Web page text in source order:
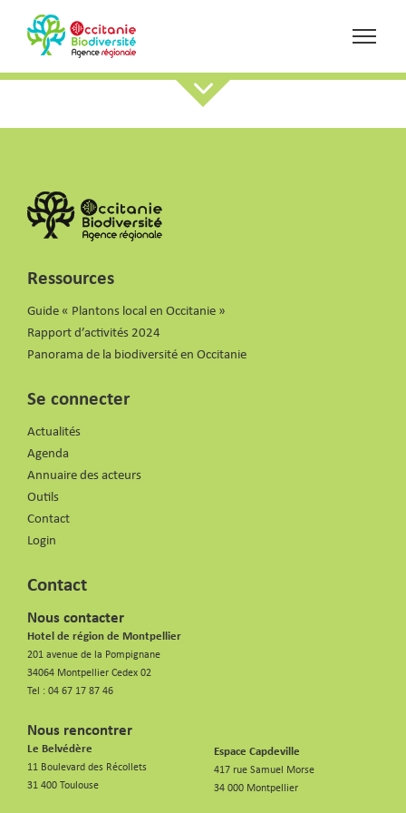
Ressources
Guide « Plantons local en Occitanie »
Rapport d’activités 2024
Panorama de la biodiversité en Occitanie
Se connecter
Actualités
Agenda
Annuaire des acteurs
Outils
Contact
Login
Contact
Nous contacter
Hotel de région de Montpellier
201 avenue de la Pompignane
34064 Montpellier Cedex 02
Tel : 04 67 17 87 46
Nous rencontrer
Le Belvédère
11 Boulevard des Récollets
31 400 Toulouse
Espace Capdeville
417 rue Samuel Morse
34 000 Montpellier